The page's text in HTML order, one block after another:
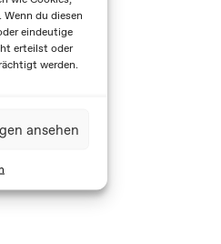
du diesen
eindeutige
erteilst oder
werden.
ansehen